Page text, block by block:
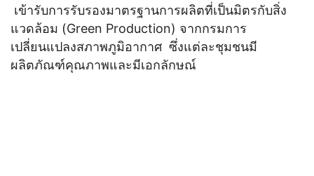
เข้ารับการรับรองมาตรฐานการผลิตที่เป็นมิตรกับสิ่ง
แวดล้อม (Green Production) จากกรมการ
เปลี่ยนแปลงสภาพภูมิอากาศ ซึ่งแต่ละชุมชนมี
ผลิตภัณฑ์คุณภาพและมีเอกลักษณ์